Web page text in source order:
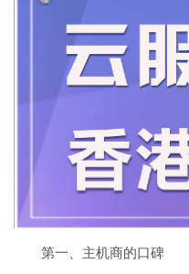
第一、主机商的口碑